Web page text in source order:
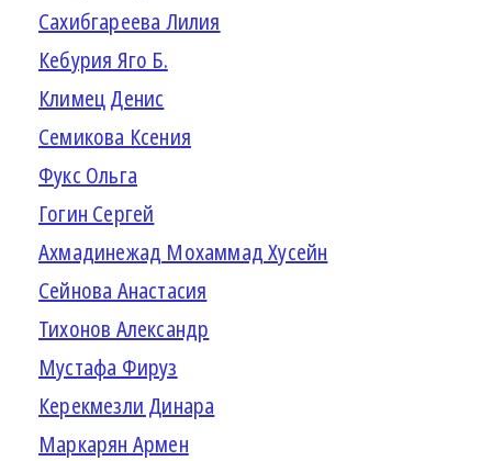
Сахибгареева Лилия
Кебурия Яго Б.
Климец Денис
Семикова Ксения
Фукс Ольга
Гогин Сергей
Ахмадинежад Мохаммад Хусейн
Сейнова Анастасия
Тихонов Александр
Мустафа Фируз
Керекмезли Динара
Маркарян Армен